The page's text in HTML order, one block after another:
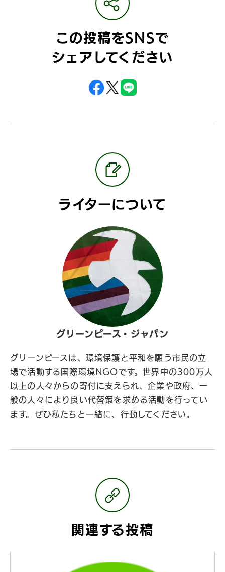
この投稿をSNSで
シェアしてください
ライターについて
グリーンピース・ジャパン
グリーンピースは、環境保護と平和を願う市民の立
場で活動する国際環境NGOです。世界中の300万人
以上の人々からの寄付に支えられ、企業や政府、一
般の人々により良い代替策を求める活動を行ってい
ます。ぜひ私たちと一緒に、行動してください。
関連する投稿